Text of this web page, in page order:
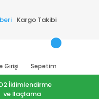
Kargo Takibi
Girişi Sepetim
İklimlendirme
ve İlaçlama